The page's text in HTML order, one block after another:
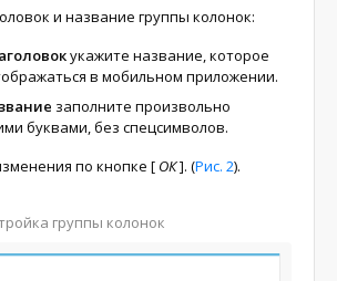
и название группы колонок:
укажите название, которое
в мобильном приложении.
заполните произвольно
буквами, без спецсимволов.
по кнопке [ ОК]. (Рис. 2).
группы колонок